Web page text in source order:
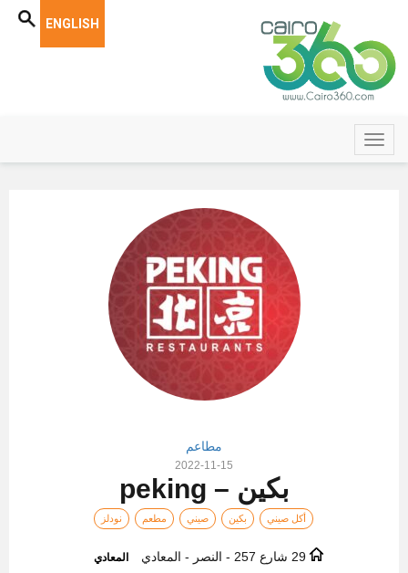
ENGLISH
مطاعم
2022-11-15
بكين – peking
أكل صيني بكين صيني مطعم نودلز
المعادي